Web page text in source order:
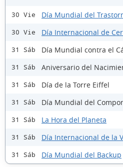
30 Vie Día Mundial del
30 Vie Día Internacional de
31 Sáb Día Mundial contra el
31 Sáb Aniversario del
31 Sáb Día de la Torre Eiffel
31 Sáb Día Mundial del
31 Sáb La Hora del Planeta
31 Sáb Día Internacional de la
31 Sáb Día Mundial del Backup